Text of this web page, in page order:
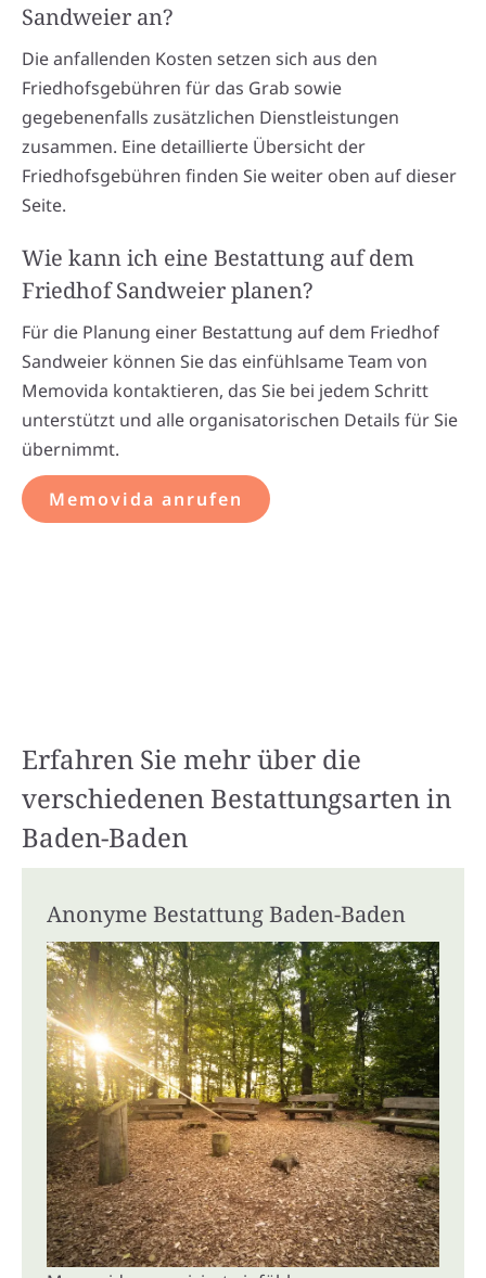
Sandweier an?
Die anfallenden Kosten setzen sich aus den
Friedhofsgebühren für das Grab sowie
gegebenenfalls zusätzlichen Dienstleistungen
zusammen. Eine detaillierte Übersicht der
Friedhofsgebühren finden Sie weiter oben auf dieser
Seite.
Wie kann ich eine Bestattung auf dem
Friedhof Sandweier planen?
Für die Planung einer Bestattung auf dem Friedhof
Sandweier können Sie das einfühlsame Team von
Memovida kontaktieren, das Sie bei jedem Schritt
unterstützt und alle organisatorischen Details für Sie
übernimmt.
Memovida anrufen
Erfahren Sie mehr über die
verschiedenen Bestattungsarten in
Baden-Baden
Anonyme Bestattung Baden-Baden